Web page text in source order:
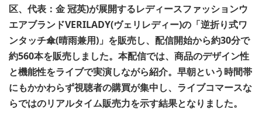
区、代表：金 冠英)が展開するレディースファッションウ
エアブランドVERILADY(ヴェリレディー)の「逆折り式ワ
ンタッチ傘(晴雨兼用)」を販売し、配信開始から約30分で
約560本を販売しました。本配信では、商品のデザイン性
と機能性をライブで実演しながら紹介。早朝という時間帯
にもかかわらず視聴者の購買が集中し、ライブコマースな
らではのリアルタイム販売力を示す結果となりました。